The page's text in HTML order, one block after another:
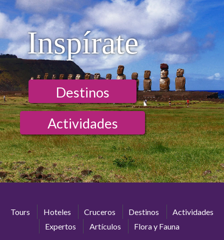
Inspírate
Destinos
Actividades
Tours Hoteles Cruceros Destinos
Actividades
Expertos
Artículos Flora y Fauna